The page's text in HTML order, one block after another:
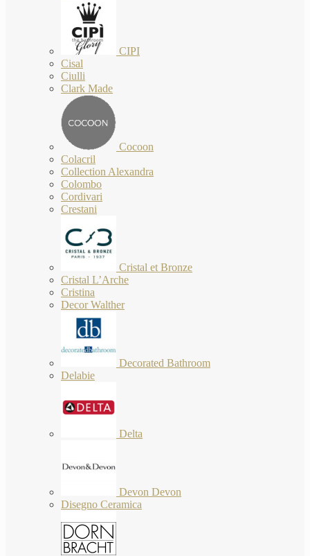
CIPI
Cisal
Ciulli
Clark Made
Cocoon
Colacril
Collection Alexandra
Colombo
Cordivari
Crestani
Cristal et Bronze
Cristal L’Arche
Cristina
Decor Walther
Decorated Bathroom
Delabie
Delta
Devon Devon
Disegno Ceramica